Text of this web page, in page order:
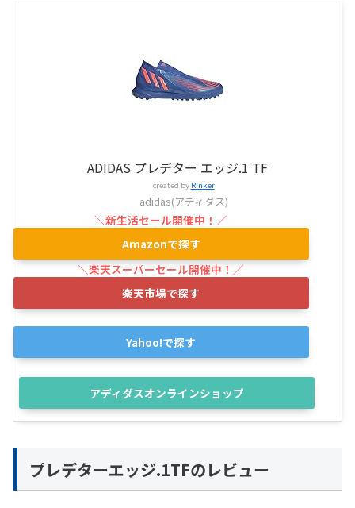
ADIDAS プレデター エッジ.1 TF
created by Rinker
adidas(アディダス)
Amazonで探す
楽天市場で探す
Yahoo!で探す
アディダスオンラインショップ
プレデターエッジ.1TFのレビュー